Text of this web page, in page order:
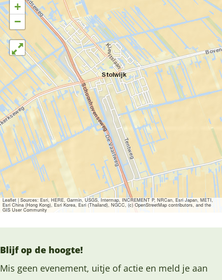
+
−
Leaflet|Sources: Esri, HERE, Garmin, USGS, Intermap, INCREMENT P, NRCan, Esri Japan, METI,
Esri China (Hong Kong), Esri Korea, Esri (Thailand), NGCC, (c) OpenStreetMap contributors, and the
GIS User Community
Blijf op de hoogte!
Mis geen evenement, uitje of actie en meld je aan